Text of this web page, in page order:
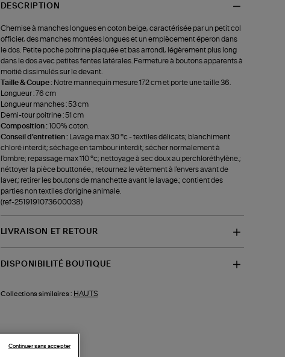
DESCRIPTION
Chemise à manches longues en coton beige, caractérisée par un petit col
officier, des manches montées longues et un empiècement éperon dans
le dos. Petite poche poitrine plaquée et bas arrondi, légèrement plus long
dans le dos avec petites fentes latérales. Fermeture à boutons apparents à
moitié dissimulés sur le devant.
Taille & Coupe : Notre mannequin mesure 172 cm et porte une taille 36.
Longueur : 76 cm
Longueur manches : 53 cm
Demi-tour poitrine : 51 cm
Composition :100% coton.
Conseil d'entretien :
Lavage max 30 °c - textiles délicats; blanchiment
chloré interdit; séchage en tambour interdit; sécher normalement à
l'ombre; repassage max 110 °c; nettoyage à sec doux au perchloréthylène.;
néttoyer la pièce bouttonée.; retournez le vêtement à l'envers avant de
laver.; retirer les boutons de manchette avant le lavage.; contient des
parties non textiles d'origine animale.
(ref-2519191073600038)
LIVRAISON ET RETOUR
DISPONIBILITÉ BOUTIQUE
Collections similaires : HAUTS
Continuer sans accepter